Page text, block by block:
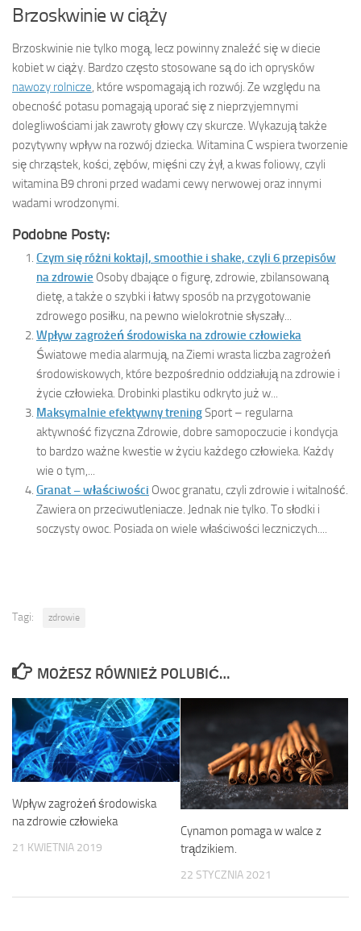
Brzoskwinie w ciąży
Brzoskwinie nie tylko mogą, lecz powinny znaleźć się w diecie
kobiet w ciąży. Bardzo często stosowane są do ich oprysków
nawozy rolnicze, które wspomagają ich rozwój. Ze względu na
obecność potasu pomagają uporać się z nieprzyjemnymi
dolegliwościami jak zawroty głowy czy skurcze. Wykazują także
pozytywny wpływ na rozwój dziecka. Witamina C wspiera tworzenie
się chrząstek, kości, zębów, mięśni czy żył, a kwas foliowy, czyli
witamina B9 chroni przed wadami cewy nerwowej oraz innymi
wadami wrodzonymi.
Podobne Posty:
Czym się różni koktajl, smoothie i shake, czyli 6 przepisów
na zdrowie Osoby dbające o figurę, zdrowie, zbilansowaną
dietę, a także o szybki i łatwy sposób na przygotowanie
zdrowego posiłku, na pewno wielokrotnie słyszały...
Wpływ zagrożeń środowiska na zdrowie człowieka
Światowe media alarmują, na Ziemi wrasta liczba zagrożeń
środowiskowych, które bezpośrednio oddziałują na zdrowie i
życie człowieka. Drobinki plastiku odkryto już w...
Maksymalnie efektywny treningSport – regularna
aktywność fizyczna Zdrowie, dobre samopoczucie i kondycja
to bardzo ważne kwestie w życiu każdego człowieka. Każdy
wie o tym,...
Granat – właściwości Owoc granatu, czyli zdrowie i witalność.
Zawiera on przeciwutleniacze. Jednak nie tylko. To słodki i
soczysty owoc. Posiada on wiele właściwości leczniczych....
Tagi: zdrowie
MOŻESZ RÓWNIEŻ POLUBIĆ…
Wpływ zagrożeń środowiska
na zdrowie człowieka
21 KWIETNIA 2019
Cynamon pomaga w walce z
trądzikiem.
22 STYCZNIA 2021